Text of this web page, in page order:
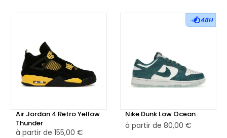
Air Jordan 4 Retro Yellow
Thunder
à partir de 155,00 €
48H
Nike Dunk Low Ocean
à partir de 80,00 €